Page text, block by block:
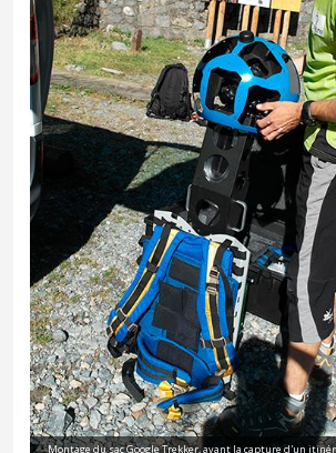
Montage du sac Google Trekker, avant la capture d'un